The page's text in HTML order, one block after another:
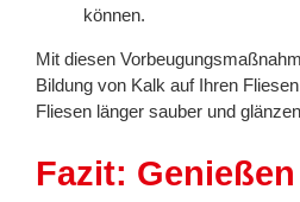
können.
Mit diesen
Bildung von Kalk auf Ihren
Fliesen länger sauber und
Fazit: